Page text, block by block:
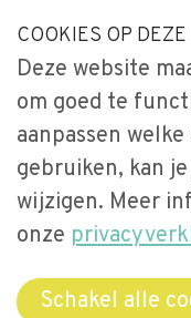
Our Phone
033-2473461
COOKIES OP
Deze website
om goed te
aanpassen
gebruiken, kan
wijzigen. Meer
onze
Schakel alle